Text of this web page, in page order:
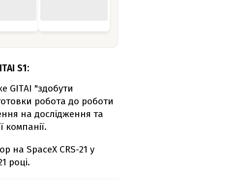
S1:
GITAI "здобути
робота до роботи
на дослідження та
компанії.
на SpaceX CRS-21 у
році.